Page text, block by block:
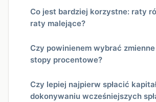
Co jest bardziej korzystne: raty
raty malejące?
Czy powinienem wybrać zmienne
stopy procentowe?
Czy lepiej najpierw spłacić
dokonywaniu wcześniejszych